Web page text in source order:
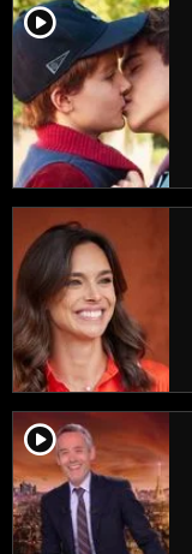
player2
player2